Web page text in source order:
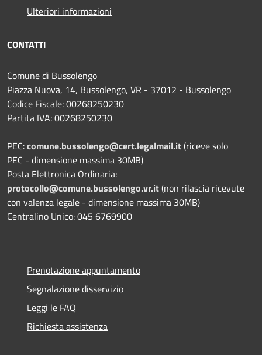
Ulteriori informazioni
CONTATTI
Comune di Bussolengo
Piazza Nuova, 14, Bussolengo, VR - 37012 - Bussolengo
Codice Fiscale: 00268250230
Partita IVA: 00268250230
PEC:comune.bussolengo@cert.legalmail.it(riceve solo
PEC - dimensione massima 30MB)
Posta Elettronica Ordinaria:
protocollo@comune.bussolengo.vr.it(non rilascia ricevute
con valenza legale - dimensione massima 30MB)
Centralino Unico: 045 6769900
Prenotazione appuntamento
Segnalazione disservizio
Leggi le FAQ
Richiesta assistenza